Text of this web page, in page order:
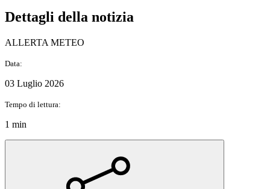
Dettagli della notizia
ALLERTA METEO
Data:
03 Luglio 2026
Tempo di lettura:
1 min